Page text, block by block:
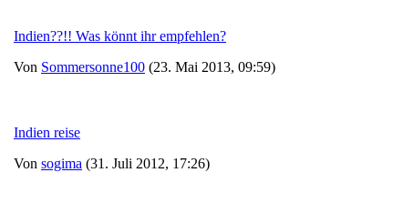
Indien??!! Was könnt ihr empfehlen?
Von Sommersonne100 (23. Mai 2013, 09:59)
Indien reise
Von sogima (31. Juli 2012, 17:26)